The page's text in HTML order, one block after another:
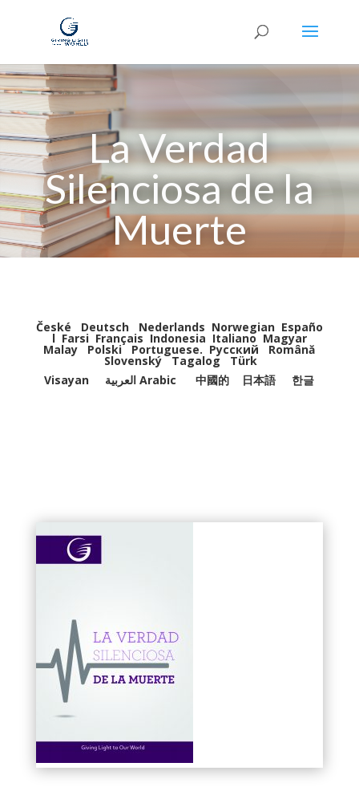
La Verdad
Silenciosa de la
Muerte
České Deutsch Nederlands Norwegian Españo
l Farsi Français Indonesia Italiano Magyar
Malay Polski Portuguese. Pусский Română
Slovenský Tagalog
Türk
Visayan
العربية Arabic 中國的 日本語 한글